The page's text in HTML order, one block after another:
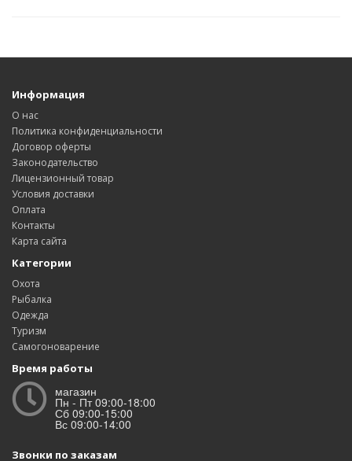
Информация
О нас
Политика конфиденциальности
Договор оферты
Законодательство
Лицензионный товар
Условия доставки
Оплата
Контакты
Карта сайта
Категории
Охота
Рыбалка
Одежда
Туризм
Самогоноварение
Время работы
магазин
Пн - Пт 09:00-18:00
Сб 09:00-15:00
Вс 09:00-14:00
Звонки по заказам